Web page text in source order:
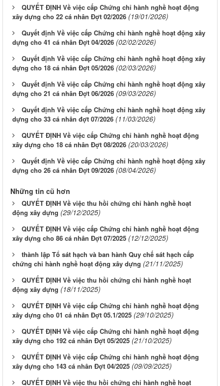
QUYẾT ĐỊNH Về việc cấp Chứng chỉ hành nghề hoạt động
xây dựng cho 22 cá nhân Đợt 02/2026 (19/01/2026)
Quyết định Về việc cấp Chứng chỉ hành nghề hoạt động xây
dựng cho 41 cá nhân Đợt 04/2026 (02/02/2026)
Quyết định Về việc cấp Chứng chỉ hành nghề hoạt động xây
dựng cho 18 cá nhân Đợt 05/2026 (02/03/2026)
Quyết định Về việc cấp Chứng chỉ hành nghề hoạt động xây
dựng cho 21 cá nhân Đợt 06/2026 (09/03/2026)
Quyết định Về việc cấp Chứng chỉ hành nghề hoạt động xây
dựng cho 33 cá nhân đợt 07/2026 (11/03/2026)
QUYẾT ĐỊNH Về việc cấp Chứng chỉ hành nghề hoạt động
xây dựng cho 18 cá nhân Đợt 08/2026 (20/03/2026)
Quyết định Về việc cấp Chứng chỉ hành nghề hoạt động xây
dựng cho 26 cá nhân Đợt 09/2026 (08/04/2026)
Những tin cũ hơn
QUYẾT ĐỊNH Về việc thu hồi chứng chỉ hành nghề hoạt
động xây dựng (29/12/2025)
QUYẾT ĐỊNH Về việc cấp Chứng chỉ hành nghề hoạt động
xây dựng cho 86 cá nhân Đợt 07/2025 (12/12/2025)
thành lập Tổ sát hạch và ban hành Quy chế sát hạch cấp
chứng chỉ hành nghề hoạt động xây dựng (21/11/2025)
QUYẾT ĐỊNH Về việc thu hồi chứng chỉ hành nghề hoạt
động xây dựng (18/11/2025)
QUYẾT ĐỊNH Về việc cấp Chứng chỉ hành nghề hoạt động
xây dựng cho 01 cá nhân Đợt 05.1/2025 (29/10/2025)
QUYẾT ĐỊNH Về việc cấp Chứng chỉ hành nghề hoạt động
xây dựng cho 192 cá nhân Đợt 05/2025 (21/10/2025)
QUYẾT ĐỊNH Về việc cấp Chứng chỉ hành nghề hoạt động
xây dựng cho 143 cá nhân Đợt 04/2025 (09/09/2025)
QUYẾT ĐỊNH Về việc thu hồi chứng chỉ hành nghề hoạt